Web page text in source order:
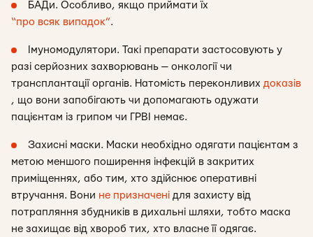
БАДи. Особливо, якщо приймати їх
“про всяк випадок”.
Імуномодулятори. Такі препарати застосовують у
разі серйозних захворювань — онкології чи
трансплантації органів. Натомість переконливих доказів
, що вони запобігають чи допомагають одужати
пацієнтам із грипом чи ГРВІ немає.
Захисні маски. Маски необхідно одягати пацієнтам з
метою меншого поширення інфекцій в закритих
приміщеннях, або тим, хто здійснює оперативні
втручання. Вони не призначені для захисту від
потрапляння збудників в дихальні шляхи, тобто маска
не захищає від хвороб тих, хто власне її одягає.